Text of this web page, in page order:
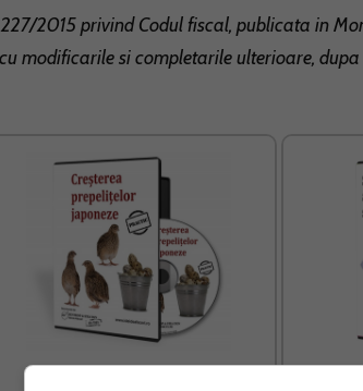
2015 privind Codul fiscal, publicata in
modificarile si completarile ulterioare,